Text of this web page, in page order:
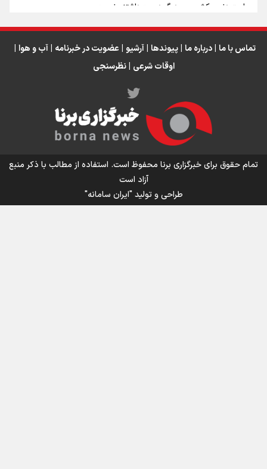
اینفو برنا/ میزان مالیات بر ارزش افزوده چقدر است؟
رابرت دنیرو: کشور من دیگر دوست‌داشتنی نیست
انتظار حضور تیم‌های بزرگ مثل استقلال در لیگ هستیم
تورم ۵۸ درصدی معدن / وقتی هزینه استخراج از توان قیمت‌گذاری سبقتتماس با ما | درباره ما | پیوندها | آرشیو | عضویت در خبرنامه | آب و هوا |
اوقات شرعی | نظرسنجی
تمام حقوق برای خبرگزاری برنا محفوظ است. استفاده از مطالب با ذکر منبع
آزاد است
طراحی و تولید"ایران سامانه"